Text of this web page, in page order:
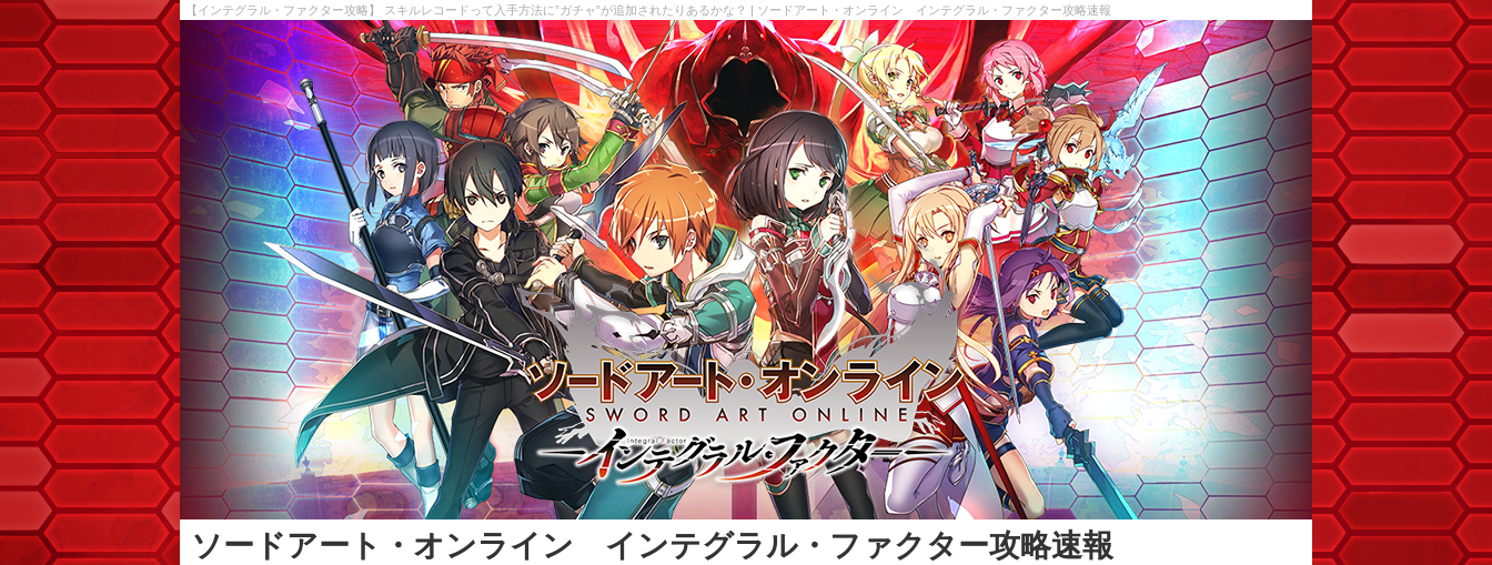
【インテグラル・ファクター攻略】 スキルレコードって入手方法に”ガチャ”が追加されたりあるかな？ | ソードアート・オンライン インテグラル・ファクター攻略速報
ソードアート・オンライン インテグラル・ファクター攻略速報